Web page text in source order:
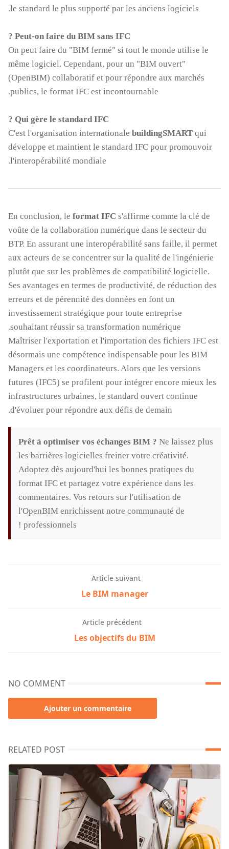
le standard le plus supporté par les anciens logiciels.
On peut faire du "BIM fermé" si tout le monde utilise le
même logiciel. Cependant, pour un "BIM ouvert"
(OpenBIM) collaboratif et pour répondre aux marchés
publics, le format IFC est incontournable.
C'est l'organisation internationale buildingSMART qui
développe et maintient le standard IFC pour promouvoir
l'interopérabilité mondiale.
En conclusion, le format IFC s'affirme comme la clé de
voûte de la collaboration numérique dans le secteur du
BTP. En assurant une interopérabilité sans faille, il permet
aux acteurs de se concentrer sur la qualité de l'ingénierie
plutôt que sur les problèmes de compatibilité logicielle.
Ses avantages en termes de productivité, de réduction des
erreurs et de pérennité des données en font un
investissement stratégique pour toute entreprise
souhaitant réussir sa transformation numérique.
Maîtriser l'exportation et l'importation des fichiers IFC est
désormais une compétence indispensable pour les BIM
Managers et les coordinateurs. Alors que les versions
futures (IFC5) se profilent pour intégrer encore mieux les
infrastructures urbaines, le standard ouvert continue
d'évoluer pour répondre aux défis de demain.
Prêt à optimiser vos échanges BIM ? Ne laissez plus
les barrières logicielles freiner votre créativité.
Adoptez dès aujourd'hui les bonnes pratiques du
format IFC et partagez votre expérience dans les
commentaires. Vos retours sur l'utilisation de
l'OpenBIM enrichissent notre communauté de
professionnels !
Article suivant
Le BIM manager
Article précédent
Les objectifs du BIM
NO COMMENT
Ajouter un commentaire
RELATED POST